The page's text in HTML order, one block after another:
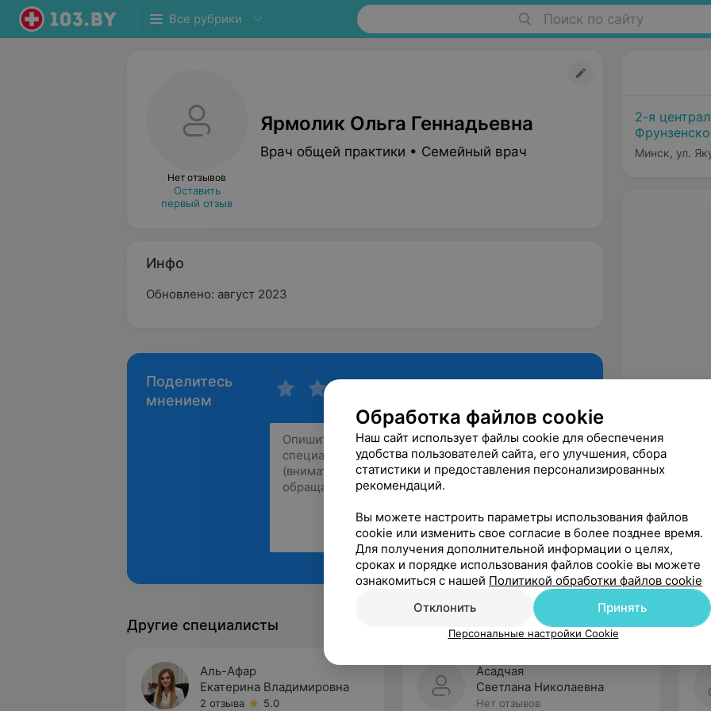
Все рубрики Поиск по сайту
Нет отзывов
Оставить
первый отзыв
Ярмолик Ольга Геннадьевна
Врач общей практики • Семейный врач
Инфо
Обновлено: август 2023
Поделитесь
мнением
Рекомендую
2-я
Минск, ул.
Другие специалисты
Аль-Афар
Екатерина Владимировна
2 отзыва 5.0
Асадчая
Светлана Николаевна
Нет отзывов
Обработка файлов cookie
Наш сайт использует файлы cookie для обеспечения
удобства пользователей сайта, его улучшения, сбора
статистики и предоставления персонализированных
рекомендаций.
Вы можете настроить параметры использования файлов
cookie или изменить свое согласие в более позднее время.
Для получения дополнительной информации о целях,
сроках и порядке использования файлов cookie вы можете
ознакомиться с нашей Политикой обработки файлов cookie
Отклонить
Принять
Персональные настройки Cookie